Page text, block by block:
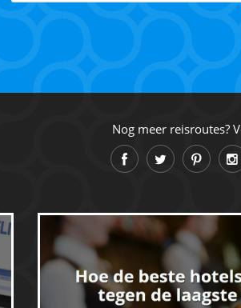
Nog meer reisroutes?